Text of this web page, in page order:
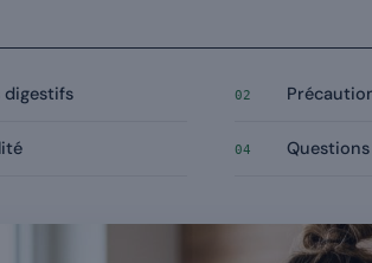
digestifs 02
04